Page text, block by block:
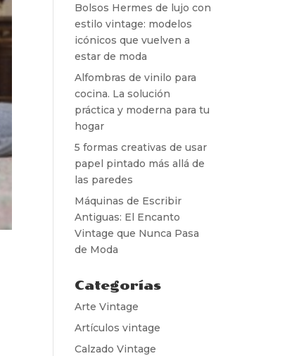
Bolsos Hermes de lujo con
estilo vintage: modelos
icónicos que vuelven a
estar de moda
Alfombras de vinilo para
cocina. La solución
práctica y moderna para tu
hogar
5 formas creativas de usar
papel pintado más allá de
las paredes
Máquinas de Escribir
Antiguas: El Encanto
Vintage que Nunca Pasa
de Moda
Categorías
Arte Vintage
Artículos vintage
Calzado Vintage